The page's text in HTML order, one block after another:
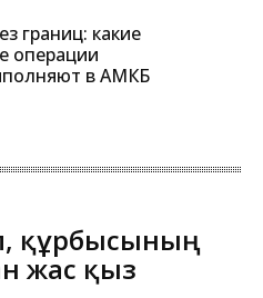
границ: какие
операции
в АМКБ